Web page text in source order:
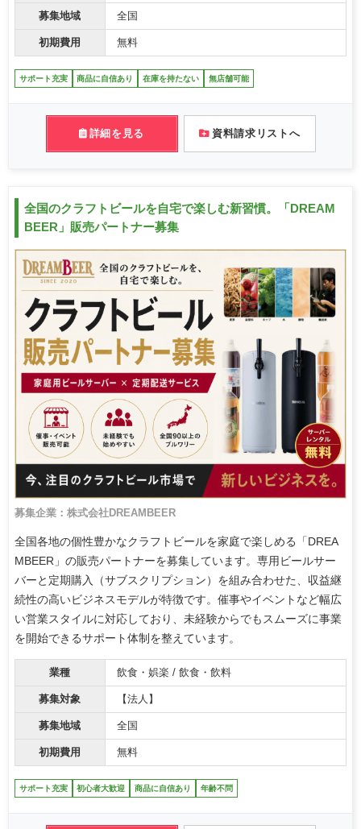
募集地域 全国
初期費用 無料
サポート充実 商品に自信あり 在庫を持たない 無店舗可能
詳細を見る 資料請求リストへ
全国のクラフトビールを自宅で楽しむ新習慣。「DREAM
BEER」販売パートナー募集
募集企業：株式会社DREAMBEER
全国各地の個性豊かなクラフトビールを家庭で楽しめる「DREA
MBEER」の販売パートナーを募集しています。専用ビールサー
バーと定期購入（サブスクリプション）を組み合わせた、収益継
続性の高いビジネスモデルが特徴です。催事やイベントなど幅広
い営業スタイルに対応しており、未経験からでもスムーズに事業
を開始できるサポート体制を整えています。
業種 飲食・娯楽 / 飲食・飲料
募集対象 【法人】
募集地域 全国
初期費用 無料
サポート充実 初心者大歓迎 商品に自信あり 年齢不問